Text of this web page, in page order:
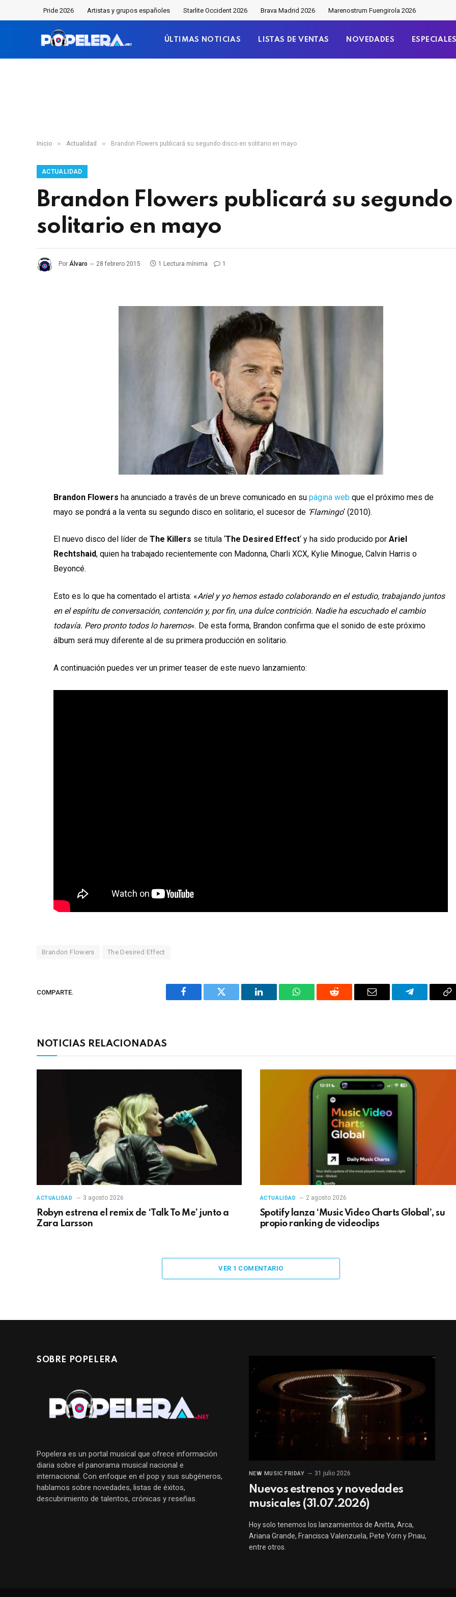
Pride 2026 Artistas y grupos españoles Starlite Occident 2026 Brava Madrid 2026 Marenostrum Fuengirola 2026
ÚLTIMAS NOTICIAS LISTAS DE VENTAS NOVEDADES ESPECIALES
Inicio » Actualidad » Brandon Flowers publicará su segundo disco en solitario en mayo
ACTUALIDAD
Brandon Flowers publicará su segundo
solitario en mayo
Por Álvaro 28 febrero 2015 1 Lectura mínima 1
Brandon Flowers ha anunciado a través de un breve comunicado en su página web que el próximo mes de
mayo se pondrá a la venta su segundo disco en solitario, el sucesor de ‘Flamingo‘ (2010).
El nuevo disco del líder deThe Killers se titula ‘The Desired Effect‘ y ha sido producido porAriel
Rechtshaid, quien ha trabajado recientemente con Madonna, Charli XCX, Kylie Minogue, Calvin Harris o
Beyoncé.
Esto es lo que ha comentado el artista: «Ariel y yo hemos estado colaborando en el estudio, trabajando juntos
en el espíritu de conversación, contención y, por fin, una dulce contrición. Nadie ha escuchado el cambio
todavía. Pero pronto todos lo haremos«. De esta forma, Brandon confirma que el sonido de este próximo
álbum será muy diferente al de su primera producción en solitario.
A continuación puedes ver un primer teaser de este nuevo lanzamiento:
Brandon Flowers The Desired Effect
COMPARTE.
Facebook Twitter LinkedIn WhatsAppReddit
Correo
Telegrama
NOTICIAS RELACIONADAS
ACTUALIDAD 3 agosto 2026
Robyn estrena el remix de ‘Talk To Me’ junto a
Zara Larsson
ACTUALIDAD 2 agosto 2026
Spotify lanza ‘Music Video Charts Global’, su
propio ranking de videoclips
VER 1 COMENTARIO
SOBRE POPELERA
Popelera es un portal musical que ofrece información
diaria sobre el panorama musical nacional e
internacional. Con enfoque en el pop y sus subgéneros,
hablamos sobre novedades, listas de éxitos,
descubrimiento de talentos, crónicas y reseñas.
NEW MUSIC FRIDAY 31 julio 2026
Nuevos estrenos y novedades
musicales (31.07.2026)
Hoy solo tenemos los lanzamientos de Anitta, Arca,
Ariana Grande, Francisca Valenzuela, Pete Yorn y Pnau,
entre otros.